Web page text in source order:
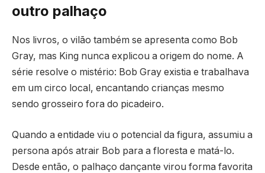
outro palhaço
Nos livros, o vilão também se apresenta como Bob
Gray, mas King nunca explicou a origem do nome. A
série resolve o mistério: Bob Gray existia e trabalhava
em um circo local, encantando crianças mesmo
sendo grosseiro fora do picadeiro.
Quando a entidade viu o potencial da figura, assumiu a
persona após atrair Bob para a floresta e matá-lo.
Desde então, o palhaço dançante virou forma favorita